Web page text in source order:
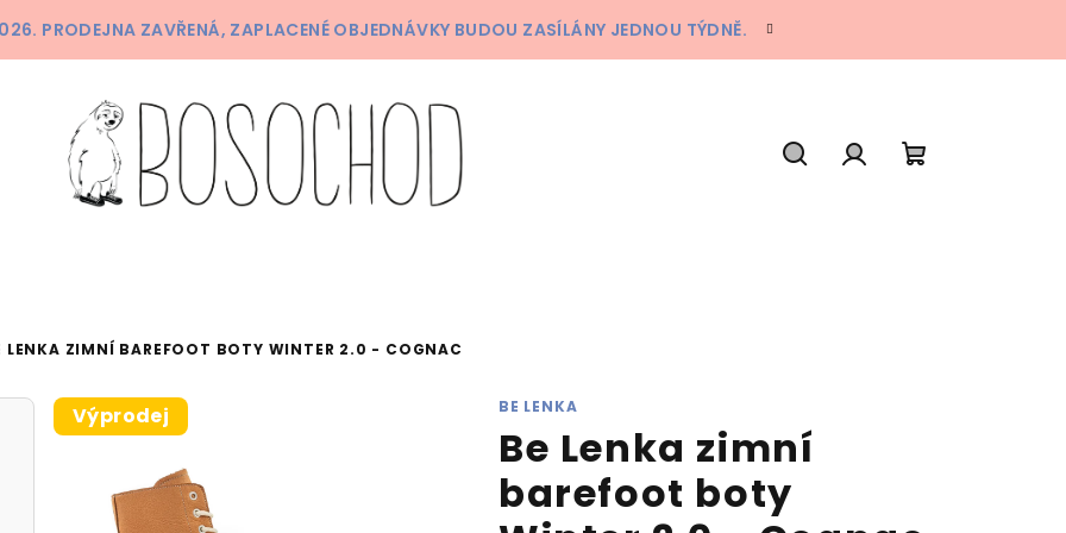
PRODEJNA ZAVŘENÁ, ZAPLACENÉ OBJEDNÁVKY BUDOU ZASÍLÁNY JEDNOU TÝDNĚ.
LENKA ZIMNÍ BAREFOOT BOTY WINTER 2.0 - COGNAC
BE LENKA
Be Lenka zimní
barefoot boty
Výprodej